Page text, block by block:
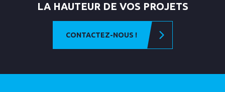
LA HAUTEUR DE VOS PROJETS
CONTACTEZ-NOUS !